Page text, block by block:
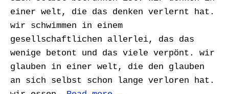
einer welt, die das denken verlernt hat.
wir schwimmen in einem
gesellschaftlichen allerlei, das das
wenige betont und das viele verpönt. wir
glauben in einer welt, die den glauben
an sich selbst schon lange verloren hat.